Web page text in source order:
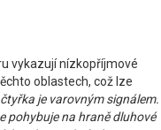
vykazují nízkopříjmové
oblastech, což lze
čtyřka je varovným signálem.
pohybuje na hraně dluhové